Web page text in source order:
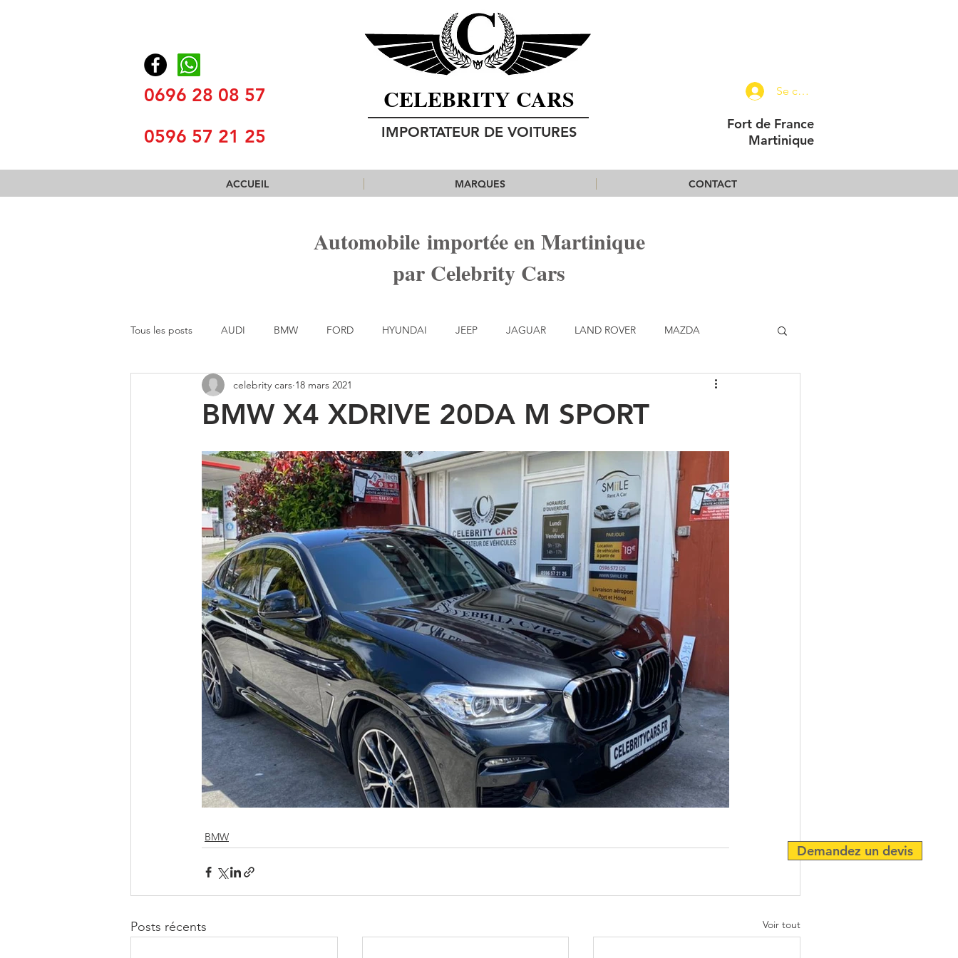
0696 28 08 57
0596 57 21 25
CELEBRITY CARS
IMPORTATEUR DE VOITURES
Se connecter
Fort de France
Martinique
ACCUEIL MARQUES CONTACT
Demandez un devis
Automobile importée en Martinique
par Celebrity Cars
Tous les posts AUDI BMW FORD HYUNDAI JEEP JAGUAR LAND ROVER MAZDA
MERCEDES BENZ MINI PORSCHE VOLVO
BMW X4 XDRIVE 20DA M SPORT
celebrity cars 18 mars 2021
BMW
Posts récents Voir tout